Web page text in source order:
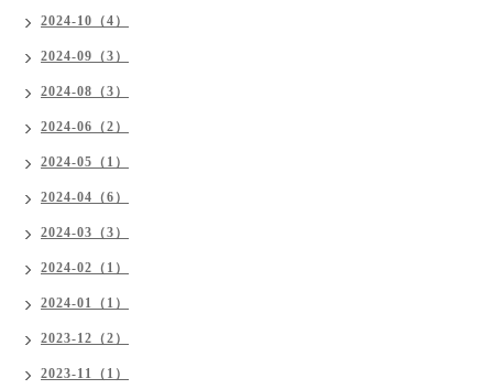
2024-10（4）
2024-09（3）
2024-08（3）
2024-06（2）
2024-05（1）
2024-04（6）
2024-03（3）
2024-02（1）
2024-01（1）
2023-12（2）
2023-11（1）